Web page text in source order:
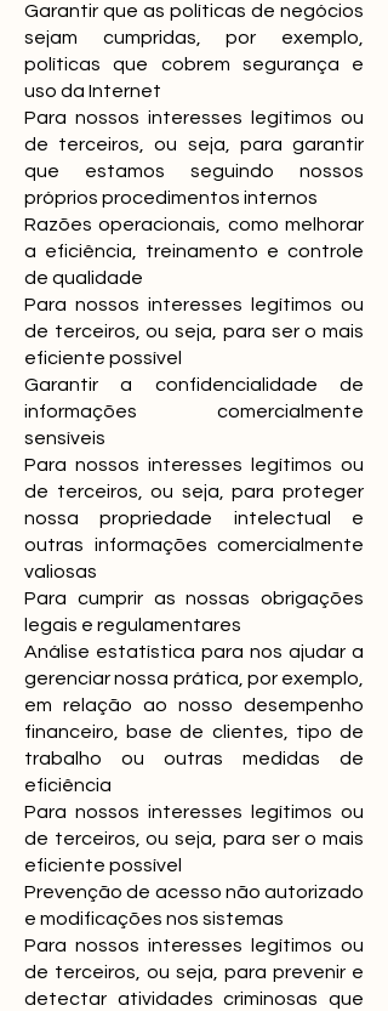
Garantir que as políticas de negócios
sejam cumpridas, por exemplo,
políticas que cobrem segurança e
uso da Internet
Para nossos interesses legítimos ou
de terceiros, ou seja, para garantir
que estamos seguindo nossos
próprios procedimentos internos
Razões operacionais, como melhorar
a eficiência, treinamento e controle
de qualidade
Para nossos interesses legítimos ou
de terceiros, ou seja, para ser o mais
eficiente possível
Garantir a confidencialidade de
informações comercialmente
sensíveis
Para nossos interesses legítimos ou
de terceiros, ou seja, para proteger
nossa propriedade intelectual e
outras informações comercialmente
valiosas
Para cumprir as nossas obrigações
legais e regulamentares
Análise estatística para nos ajudar a
gerenciar nossa prática, por exemplo,
em relação ao nosso desempenho
financeiro, base de clientes, tipo de
trabalho ou outras medidas de
eficiência
Para nossos interesses legítimos ou
de terceiros, ou seja, para ser o mais
eficiente possível
Prevenção de acesso não autorizado
e modificações nos sistemas
Para nossos interesses legítimos ou
de terceiros, ou seja, para prevenir e
detectar atividades criminosas que